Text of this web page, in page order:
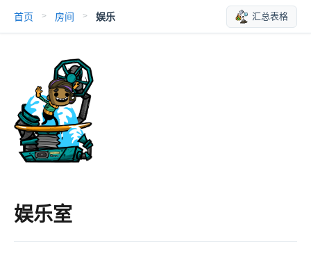
首页 > 房间 > 娱乐 汇总表格
娱乐室